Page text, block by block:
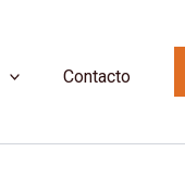
Contacto